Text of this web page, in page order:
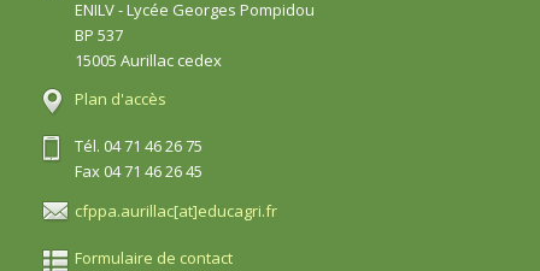
ENILV - Lycée Georges Pompidou
BP 537
15005 Aurillac cedex
Plan d'accès
Tél. 04 71 46 26 75
Fax 04 71 46 26 45
cfppa.aurillac[at]educagri.fr
Formulaire de contact